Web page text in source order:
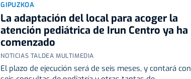
GIPUZKOA
La adaptación del local para acoger la
atención pediátrica de Irun Centro ya ha
comenzado
NOTICIAS TALDEA MULTIMEDIA
El plazo de ejecución será de seis meses, y contará con